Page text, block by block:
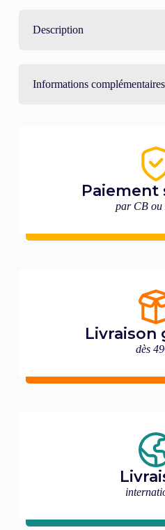
Description
Informations complémentaires
Paiement
par CB ou
Livraison
dès